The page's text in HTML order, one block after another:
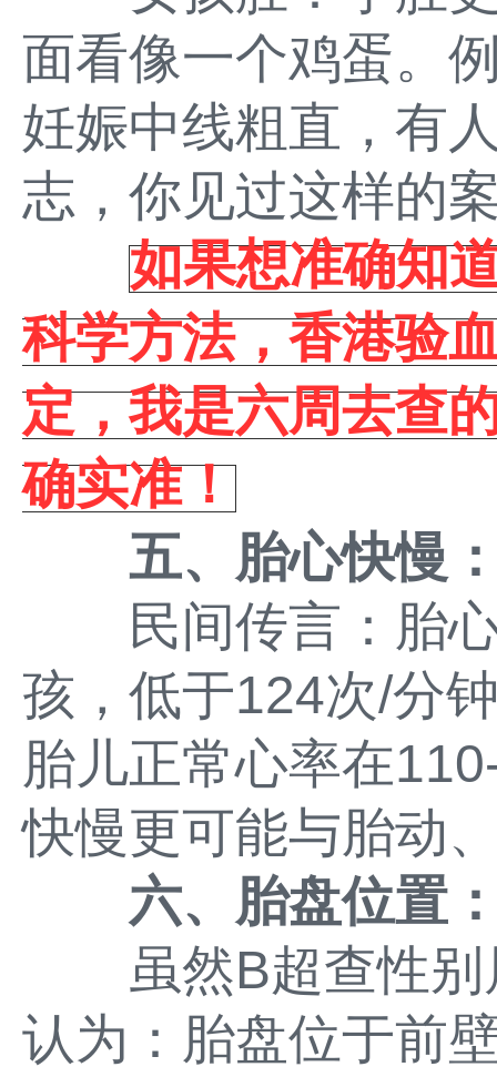
面看像一个鸡蛋。
妊娠中线粗直，有
志，你见过这样的
如果想准确知
科学方法，香港验
定，我是六周去查
确实准！
五、胎心快慢
民间传言：胎心
孩，低于124次/分
胎儿正常心率在
快慢更可能与胎动
六、胎盘位置
虽然B超查性别
认为：胎盘位于前